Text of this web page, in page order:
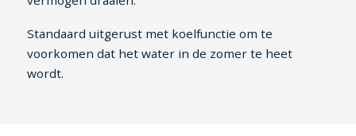
Standaard uitgerust met koelfunctie om te
voorkomen dat het water in de zomer te heet
wordt.